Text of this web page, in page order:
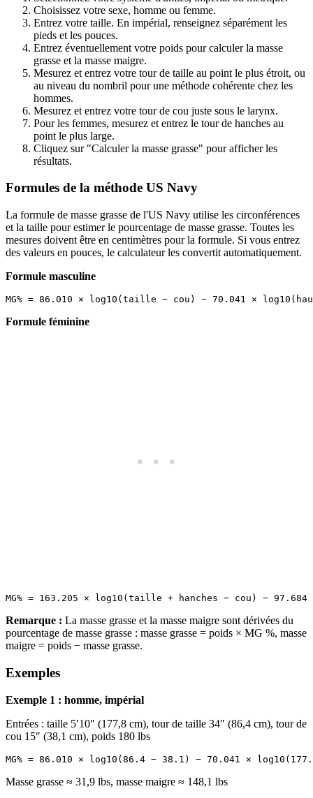
Choisissez votre sexe, homme ou femme.
Entrez votre taille. En impérial, renseignez séparément les
pieds et les pouces.
Entrez éventuellement votre poids pour calculer la masse
grasse et la masse maigre.
Mesurez et entrez votre tour de taille au point le plus étroit, ou
au niveau du nombril pour une méthode cohérente chez les
hommes.
Mesurez et entrez votre tour de cou juste sous le larynx.
Pour les femmes, mesurez et entrez le tour de hanches au
point le plus large.
Cliquez sur "Calculer la masse grasse" pour afficher les
résultats.
Formules de la méthode US Navy
La formule de masse grasse de l'US Navy utilise les circonférences
et la taille pour estimer le pourcentage de masse grasse. Toutes les
mesures doivent être en centimètres pour la formule. Si vous entrez
des valeurs en pouces, le calculateur les convertit automatiquement.
Formule masculine
Formule féminine
Remarque : La masse grasse et la masse maigre sont dérivées du
pourcentage de masse grasse : masse grasse = poids × MG %, masse
maigre = poids − masse grasse.
Exemples
Exemple 1 : homme, impérial
Entrées : taille 5′10″ (177,8 cm), tour de taille 34″ (86,4 cm), tour de
cou 15″ (38,1 cm), poids 180 lbs
Masse grasse ≈ 31,9 lbs, masse maigre ≈ 148,1 lbs